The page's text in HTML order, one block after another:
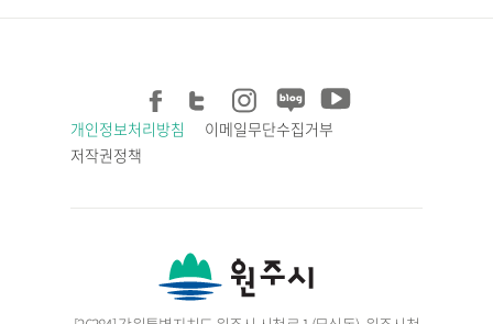
개인정보처리방침
이메일무단수집거부
저작권정책